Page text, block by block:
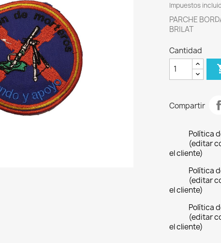
Impuestos
PARCHE
BRILAT
Cantidad
Compartir
Política
(editar
el cliente)
Política
(editar
el cliente)
Política
(editar
el cliente)